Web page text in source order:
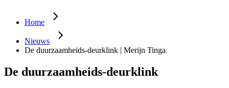
Home
Nieuws
De duurzaamheids-deurklink | Merijn Tinga
De duurzaamheids-deurklink